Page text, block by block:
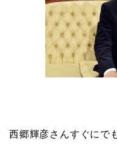
西郷輝彦さんすぐにで